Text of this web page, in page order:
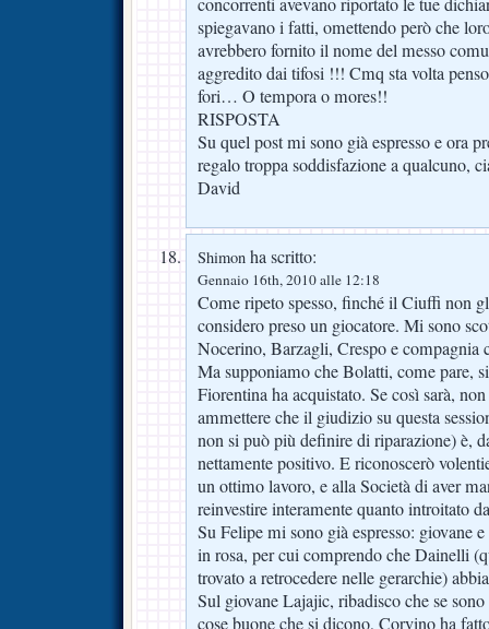
spiegavano i fatti, omettendo però che
avrebbero fornito il nome del messo
aggredito dai tifosi !!! Cmq sta volta
fori… O tempora o mores!!
RISPOSTA
Su quel post mi sono già espresso e ora
regalo troppa soddisfazione a qualcuno,
David
Shimon ha scritto:
Gennaio 16th, 2010 alle 12:18
Come ripeto spesso, finché il Ciuffi non
considero preso un giocatore. Mi sono
Nocerino, Barzagli, Crespo e compagnia
Ma supponiamo che Bolatti, come pare,
Fiorentina ha acquistato. Se così sarà,
ammettere che il giudizio su questa
non si può più definire di riparazione) è,
nettamente positivo. E riconoscerò
un ottimo lavoro, e alla Società di aver
reinvestire interamente quanto introitato
Su Felipe mi sono già espresso: giovane
in rosa, per cui comprendo che Dainelli
trovato a retrocedere nelle gerarchie)
Sul giovane Lajajic, ribadisco che se
cose buone che si dicono, Corvino ha